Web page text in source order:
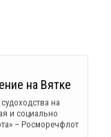
на Вятке
на
и социально
– Росморечфлот